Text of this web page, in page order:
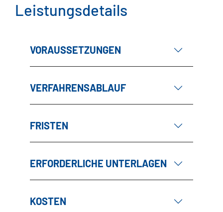
Leistungsdetails
VORAUSSETZUNGEN
VERFAHRENSABLAUF
FRISTEN
ERFORDERLICHE UNTERLAGEN
KOSTEN